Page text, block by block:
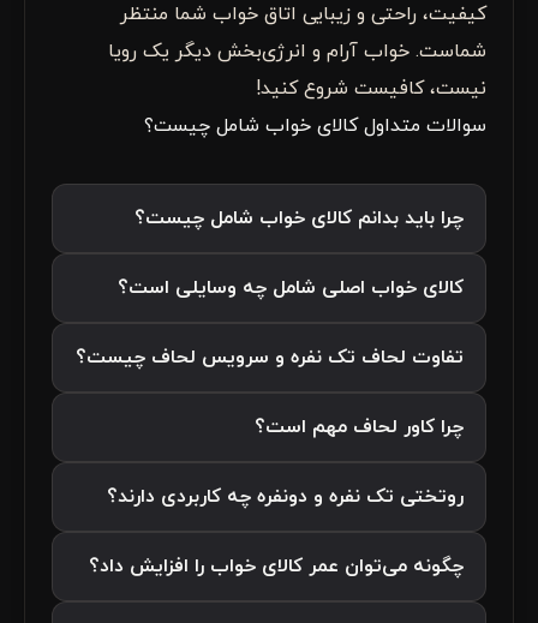
کیفیت، راحتی و زیبایی اتاق خواب شما منتظر
شماست. خواب آرام و انرژی‌بخش دیگر یک رویا
نیست، کافیست شروع کنید!
سوالات متداول کالای خواب شامل چیست؟
چرا باید بدانم کالای خواب شامل چیست؟
کالای خواب اصلی شامل چه وسایلی است؟
تفاوت لحاف تک نفره و سرویس لحاف چیست؟
چرا کاور لحاف مهم است؟
روتختی تک نفره و دونفره چه کاربردی دارند؟
چگونه می‌توان عمر کالای خواب را افزایش داد؟